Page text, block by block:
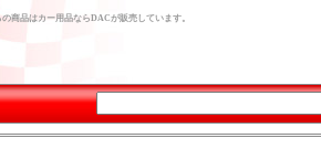
商品はカー用品ならDACが販売しています。